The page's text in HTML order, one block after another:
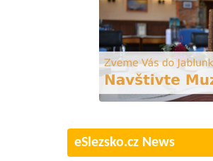
eSlezsko.cz News